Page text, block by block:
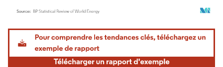
Image © Mordor Intelligence. La réutilisation nécessite une attribution sous CC BY